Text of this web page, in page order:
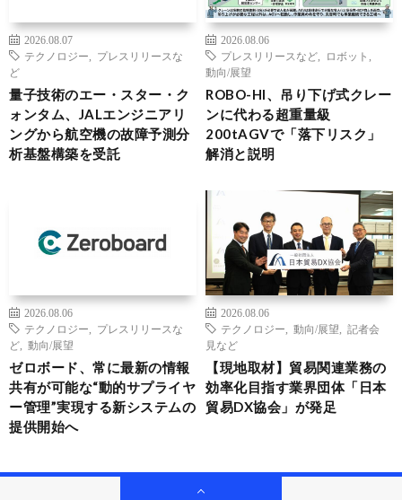
2026.08.07
テクノロジー
プレスリリースな
ど
量子技術のエー・スター・ク
ォンタム、JALエンジニアリ
ングから航空機の故障予測分
析基盤構築を受託
2026.08.06
プレスリリースなど
ロボット
動向/展望
ROBO-HI、吊り下げ式クレー
ンに代わる超重量級
200tAGVで「落下リスク」
解消と説明
2026.08.06
テクノロジー
プレスリリースな
ど
動向/展望
ゼロボード、常に最新の情報
共有が可能な“動的サプライヤ
ー管理”実現する新システムの
提供開始へ
2026.08.06
テクノロジー
動向/展望
記者会
見など
【現地取材】貿易関連業務の
効率化目指す業界団体「日本
貿易DX協会」が発足